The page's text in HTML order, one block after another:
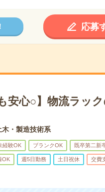
応募
安心○】物流ラッ
・製造技術系
経験OK ブランクOK 既卒第二新
OK 週5日勤務 土日祝休 交費